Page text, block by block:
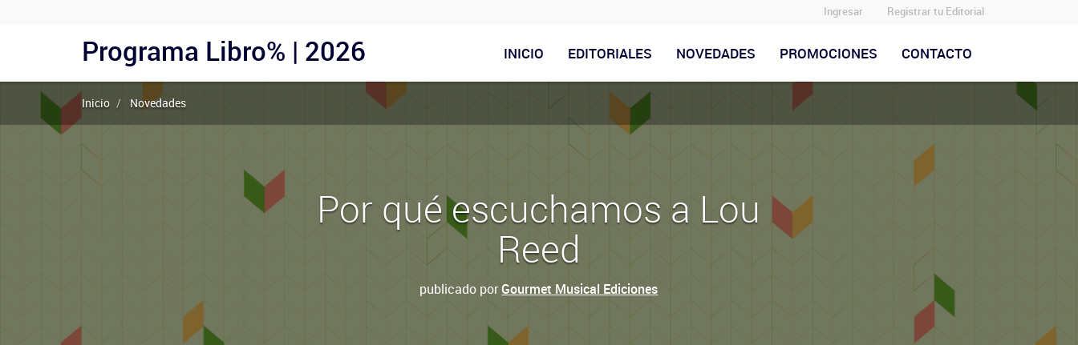
Usuarios
Anónimos
Ingresar Registrar tu Editorial
Programa Libro% | 2026
Navegación
principal
INICIO EDITORIALES NOVEDADES PROMOCIONES CONTACTO
Inicio Novedades
Por qué escuchamos a Lou
Reed
publicado porGourmet Musical Ediciones